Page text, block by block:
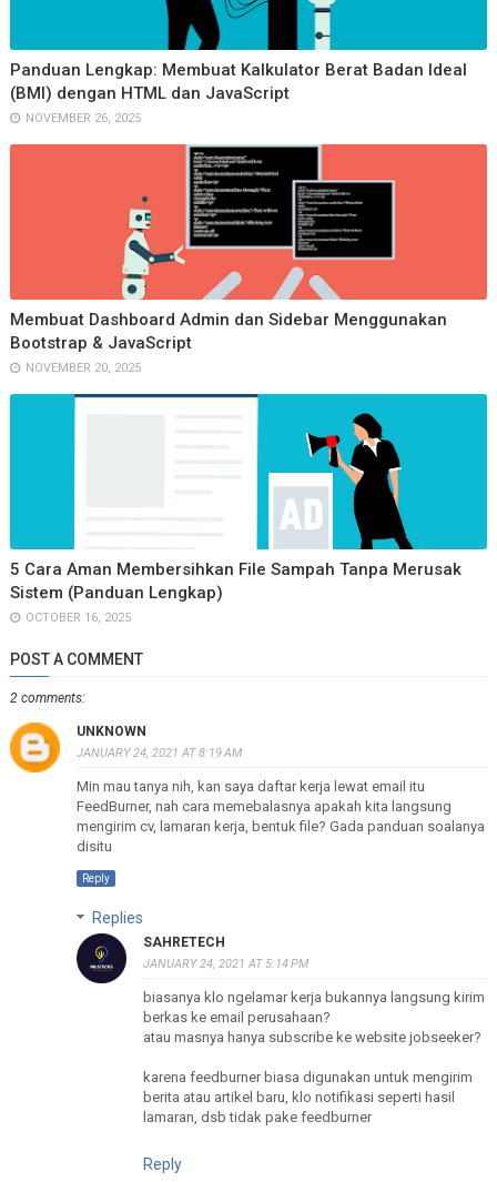
Panduan Lengkap: Membuat Kalkulator Berat Badan Ideal
(BMI) dengan HTML dan JavaScript
NOVEMBER 26, 2025
Membuat Dashboard Admin dan Sidebar Menggunakan
Bootstrap & JavaScript
NOVEMBER 20, 2025
5 Cara Aman Membersihkan File Sampah Tanpa Merusak
Sistem (Panduan Lengkap)
OCTOBER 16, 2025
POST A COMMENT
2 comments:
UNKNOWN
JANUARY 24, 2021 AT 8:19 AM
Min mau tanya nih, kan saya daftar kerja lewat email itu
FeedBurner, nah cara memebalasnya apakah kita langsung
mengirim cv, lamaran kerja, bentuk file? Gada panduan soalanya
disitu
Reply
Replies
SAHRETECH
JANUARY 24, 2021 AT 5:14 PM
biasanya klo ngelamar kerja bukannya langsung kirim
berkas ke email perusahaan?
atau masnya hanya subscribe ke website jobseeker?
karena feedburner biasa digunakan untuk mengirim
berita atau artikel baru, klo notifikasi seperti hasil
lamaran, dsb tidak pake feedburner
Reply